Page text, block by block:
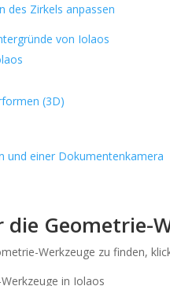
Zirkels anpassen
von Iolaos
(3D)
und einer Dokumentenkamera
Geometrie-
Werkzeuge zu finden,